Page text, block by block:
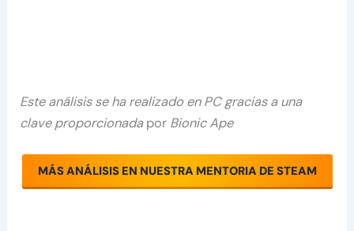
Este análisis se ha realizado en PC gracias a una
clave proporcionadapor Bionic Ape
MÁS ANÁLISIS EN NUESTRA MENTORIA DE STEAM